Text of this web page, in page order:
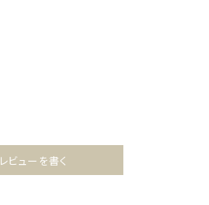
レビューを書く